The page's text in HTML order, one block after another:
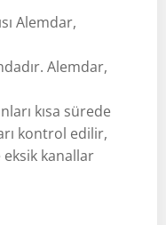
Alemdar,
Alemdar,
kısa sürede
kontrol edilir,
eksik kanallar